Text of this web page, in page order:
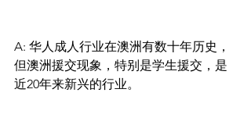
A: 华人成人行业在澳洲有数十年历史，
但澳洲援交现象，特别是学生援交，是
近20年来新兴的行业。